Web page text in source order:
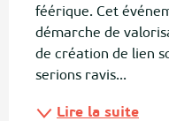
féérique. Cet
démarche de
de création de lien
serions ravis...
Lire la suite